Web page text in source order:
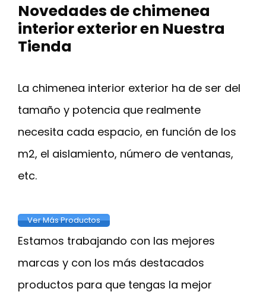
Novedades de chimenea
interior exterior en Nuestra
Tienda
La chimenea interior exterior ha de ser del
tamaño y potencia que realmente
necesita cada espacio, en función de los
m2, el aislamiento, número de ventanas,
etc.
Ver Más Productos
Estamos trabajando con las mejores
marcas y con los más destacados
productos para que tengas la mejor